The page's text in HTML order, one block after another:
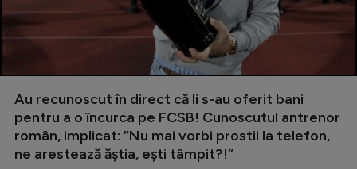
Au recunoscut în direct că li s-au oferit bani
pentru a o încurca pe FCSB! Cunoscutul antrenor
român, implicat: ”Nu mai vorbi prostii la telefon,
ne arestează ăștia, ești tâmpit?!”